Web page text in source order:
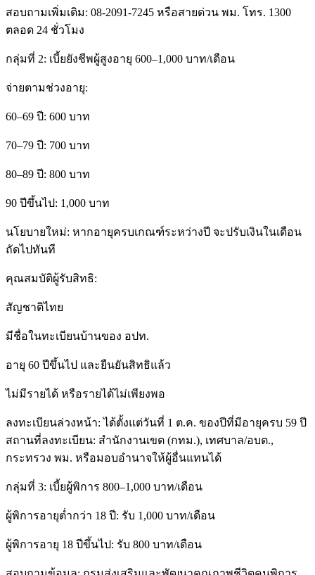
สอบถามเพิ่มเติม: 08-2091-7245 หรือสายด่วน พม. โทร. 1300
ตลอด 24 ชั่วโมง
กลุ่มที่ 2: เบี้ยยังชีพผู้สูงอายุ 600–1,000 บาท/เดือน
จ่ายตามช่วงอายุ:
60–69 ปี: 600 บาท
70–79 ปี: 700 บาท
80–89 ปี: 800 บาท
90 ปีขึ้นไป: 1,000 บาท
นโยบายใหม่: หากอายุครบเกณฑ์ระหว่างปี จะปรับเงินในเดือน
ถัดไปทันที
คุณสมบัติผู้รับสิทธิ:
สัญชาติไทย
มีชื่อในทะเบียนบ้านของ อปท.
อายุ 60 ปีขึ้นไป และยืนยันสิทธิแล้ว
ไม่มีรายได้ หรือรายได้ไม่เพียงพอ
ลงทะเบียนล่วงหน้า: ได้ตั้งแต่วันที่ 1 ต.ค. ของปีที่มีอายุครบ 59 ปี
สถานที่ลงทะเบียน: สำนักงานเขต (กทม.), เทศบาล/อบต.,
กระทรวง พม. หรือมอบอำนาจให้ผู้อื่นแทนได้
กลุ่มที่ 3: เบี้ยผู้พิการ 800–1,000 บาท/เดือน
ผู้พิการอายุต่ำกว่า 18 ปี: รับ 1,000 บาท/เดือน
ผู้พิการอายุ 18 ปีขึ้นไป: รับ 800 บาท/เดือน